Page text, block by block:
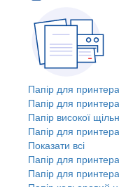
Папір для принтера
Папір для принтера
Папір високої
Папір для
Показати всі
Папір для
Папір для